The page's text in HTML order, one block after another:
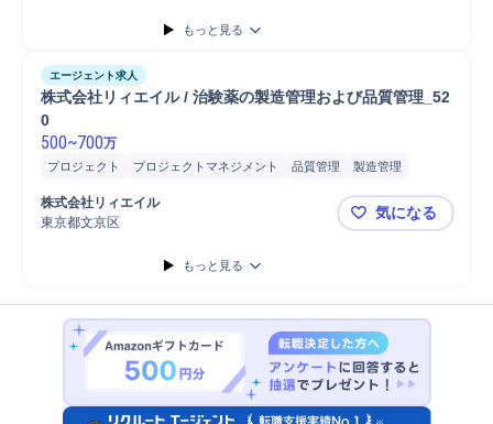
もっと見る
エージェント求人
株式会社リィエイル / 治験薬の製造管理および品質管理_52
0
500~700万
プロジェクト プロジェクトマネジメント 品質管理
製造管理
品質保証
逸脱管理
株式会社リィエイル
東京都文京区
株式会社リ
気になる
もっと見る